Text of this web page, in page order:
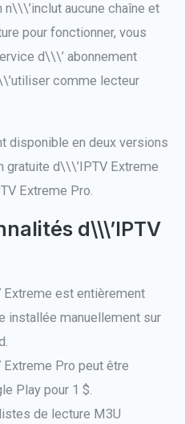
aucune chaîne et
pour fonctionner, vous
d\\\’ abonnement
comme lecteur
disponible en deux versions
gratuite d\\\’IPTV Extreme
Extreme Pro.
d\\\’IPTV
est entièrement
installée manuellement sur
Pro peut être
Play pour 1 $.
de lecture M3U